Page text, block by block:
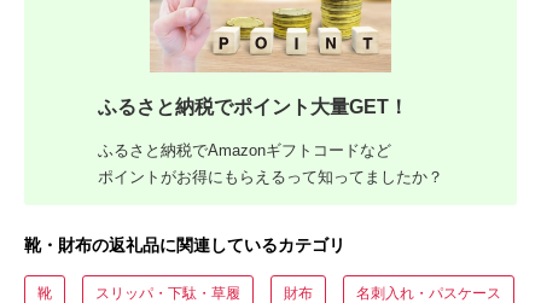
ふるさと納税でポイント大量GET！
ふるさと納税でAmazonギフトコードなど
ポイントがお得にもらえるって知ってましたか？
靴・財布の返礼品に関連しているカテゴリ
靴 スリッパ・下駄・草履 財布 名刺入れ・パスケース